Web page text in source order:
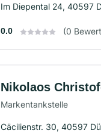
Im Diepental 24, 40597
0.0 (0
Nikolaos
Markentankstelle
Cäcilienstr. 30, 40597